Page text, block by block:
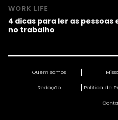
WORK LIFE
4 dicas para ler as
no trabalho
Quem somos
Redação Política de